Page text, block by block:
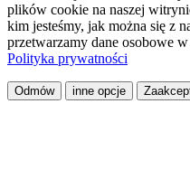
plików cookie na naszej
kim jesteśmy, jak można się z
przetwarzamy dane osobowe
Polityka prywatności
Odmów inne opcje